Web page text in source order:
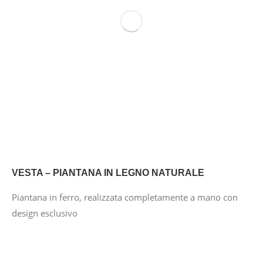
VESTA – PIANTANA IN LEGNO NATURALE
Piantana in ferro, realizzata completamente a mano con
design esclusivo